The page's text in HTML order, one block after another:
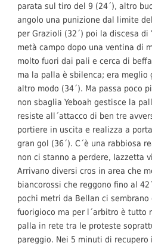
parata sul tiro del 9 (24´), altro
angolo una punizione dal limite
per Grazioli (32´) poi la discesa di
metà campo dopo una ventina di
molto fuori dai pali e cerca di
ma la palla è sbilenca; era
altro modo (34´). Ma passa poco
non sbaglia Yeboah gestisce la
resiste all´attacco di ben tre
portiere in uscita e realizza a
gran gol (36´). C´è una rabbiosa
non ci stanno a perdere, Iazzetta
Arrivano diversi cros in area che
biancorossi che reggono fino al
pochi metri da Bellan ci
fuorigioco ma per l´arbitro è tutto
palla in rete tra le proteste
pareggio. Nei 5 minuti di